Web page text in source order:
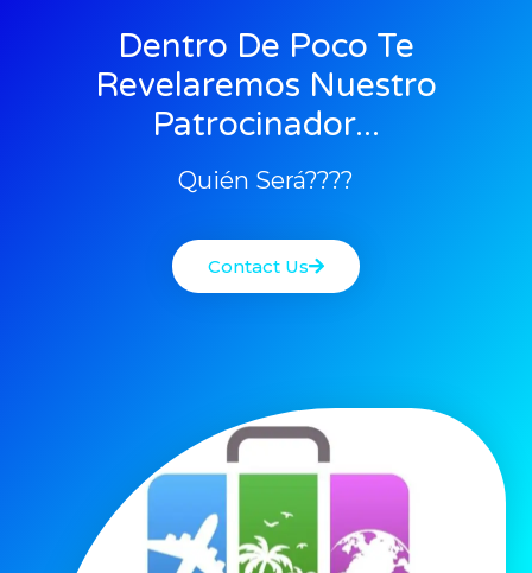
Dentro De Poco Te
Revelaremos Nuestro
Patrocinador...
Quién Será????
Contact Us